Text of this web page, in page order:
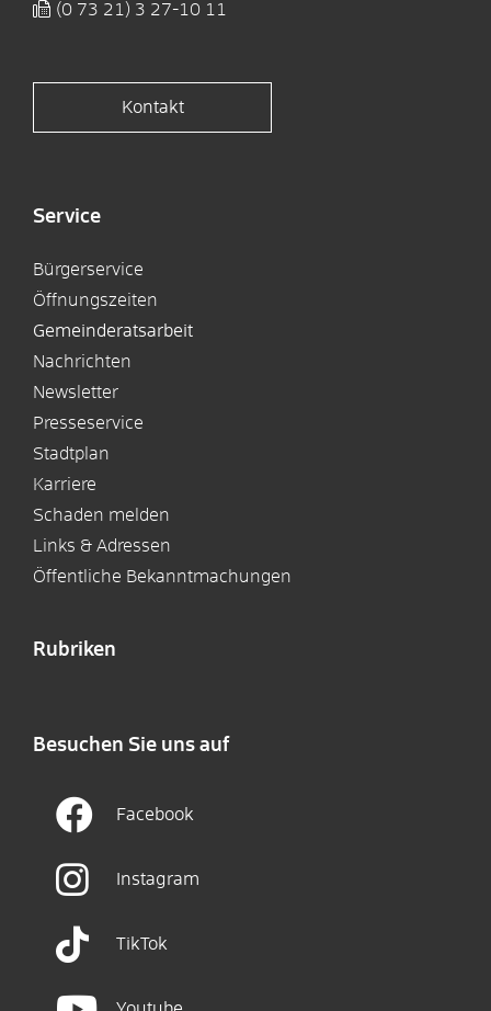
(0 73 21) 3 27-10 11
Kontakt
Service
Bürgerservice
Öffnungszeiten
Gemeinderatsarbeit
Nachrichten
Newsletter
Presseservice
Stadtplan
Karriere
Schaden melden
Links & Adressen
Öffentliche Bekanntmachungen
Rubriken
Besuchen Sie uns auf
Facebook
Instagram
TikTok